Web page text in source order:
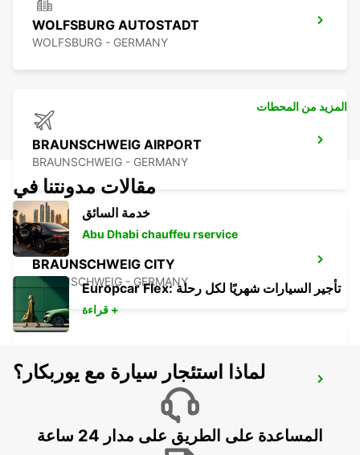
WOLFSBURG AUTOSTADT
WOLFSBURG - GERMANY
BRAUNSCHWEIG AIRPORT
BRAUNSCHWEIG - GERMANY
BRAUNSCHWEIG CITY
BRAUNSCHWEIG - GERMANY
BRAUNSCHWEIG MAIN STATION
BRAUNSCHWEIG - GERMANY
المزيد من المحطات
مقالات مدونتنا في
خدمة السائق
Abu Dhabi chauffeu rservice
Europcar Flex: تأجير السيارات شهريًا لكل رحلة
قراءة +
لماذا استئجار سيارة مع يوربكار؟
المساعدة على الطريق على مدار 24 ساعة